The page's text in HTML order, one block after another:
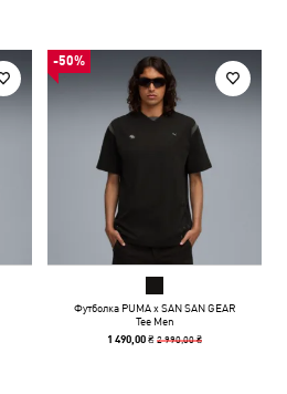
-50%
Футболка PUMA x SAN SAN GEAR
Tee Men
1 490,00 ₴2 990,00 ₴